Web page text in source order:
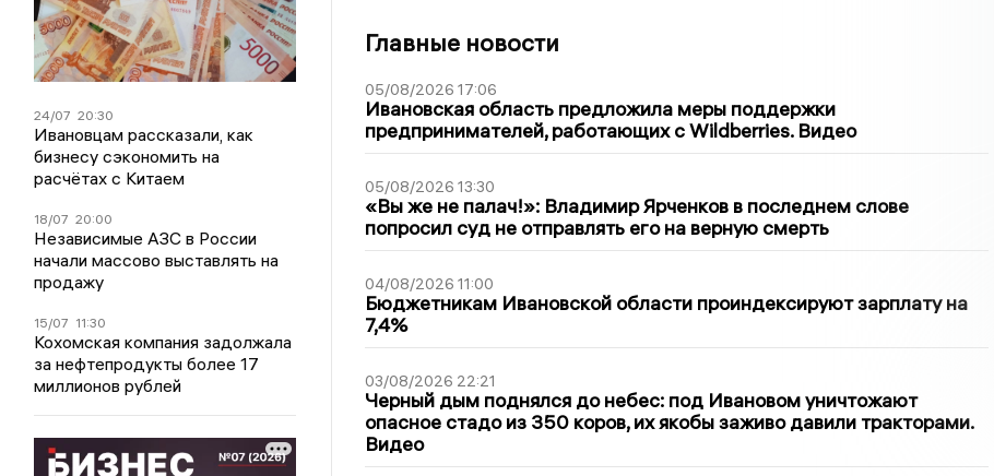
24/07 20:30
Ивановцам рассказали, как
бизнесу сэкономить на
расчётах с Китаем
18/07 20:00
Независимые АЗС в России
начали массово выставлять на
продажу
15/07 11:30
Кохомская компания задолжала
за нефтепродукты более 17
миллионов рублей
Главные новости
05/08/2026 17:06
Ивановская область предложила меры поддержки
предпринимателей, работающих с Wildberries. Видео
05/08/2026 13:30
«Вы же не палач!»: Владимир Ярченков в последнем слове
попросил суд не отправлять его на верную смерть
04/08/2026 11:00
Бюджетникам Ивановской области проиндексируют зарплату на
7,4%
03/08/2026 22:21
Черный дым поднялся до небес: под Ивановом уничтожают
опасное стадо из 350 коров, их якобы заживо давили тракторами.
Видео